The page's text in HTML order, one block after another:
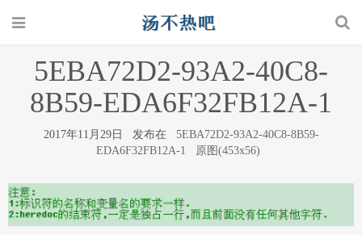
5EBA72D2-93A2-40C8-
8B59-EDA6F32FB12A-1
2017年11月29日 发布在 5EBA72D2-93A2-40C8-8B59-
EDA6F32FB12A-1
原图(453x56)